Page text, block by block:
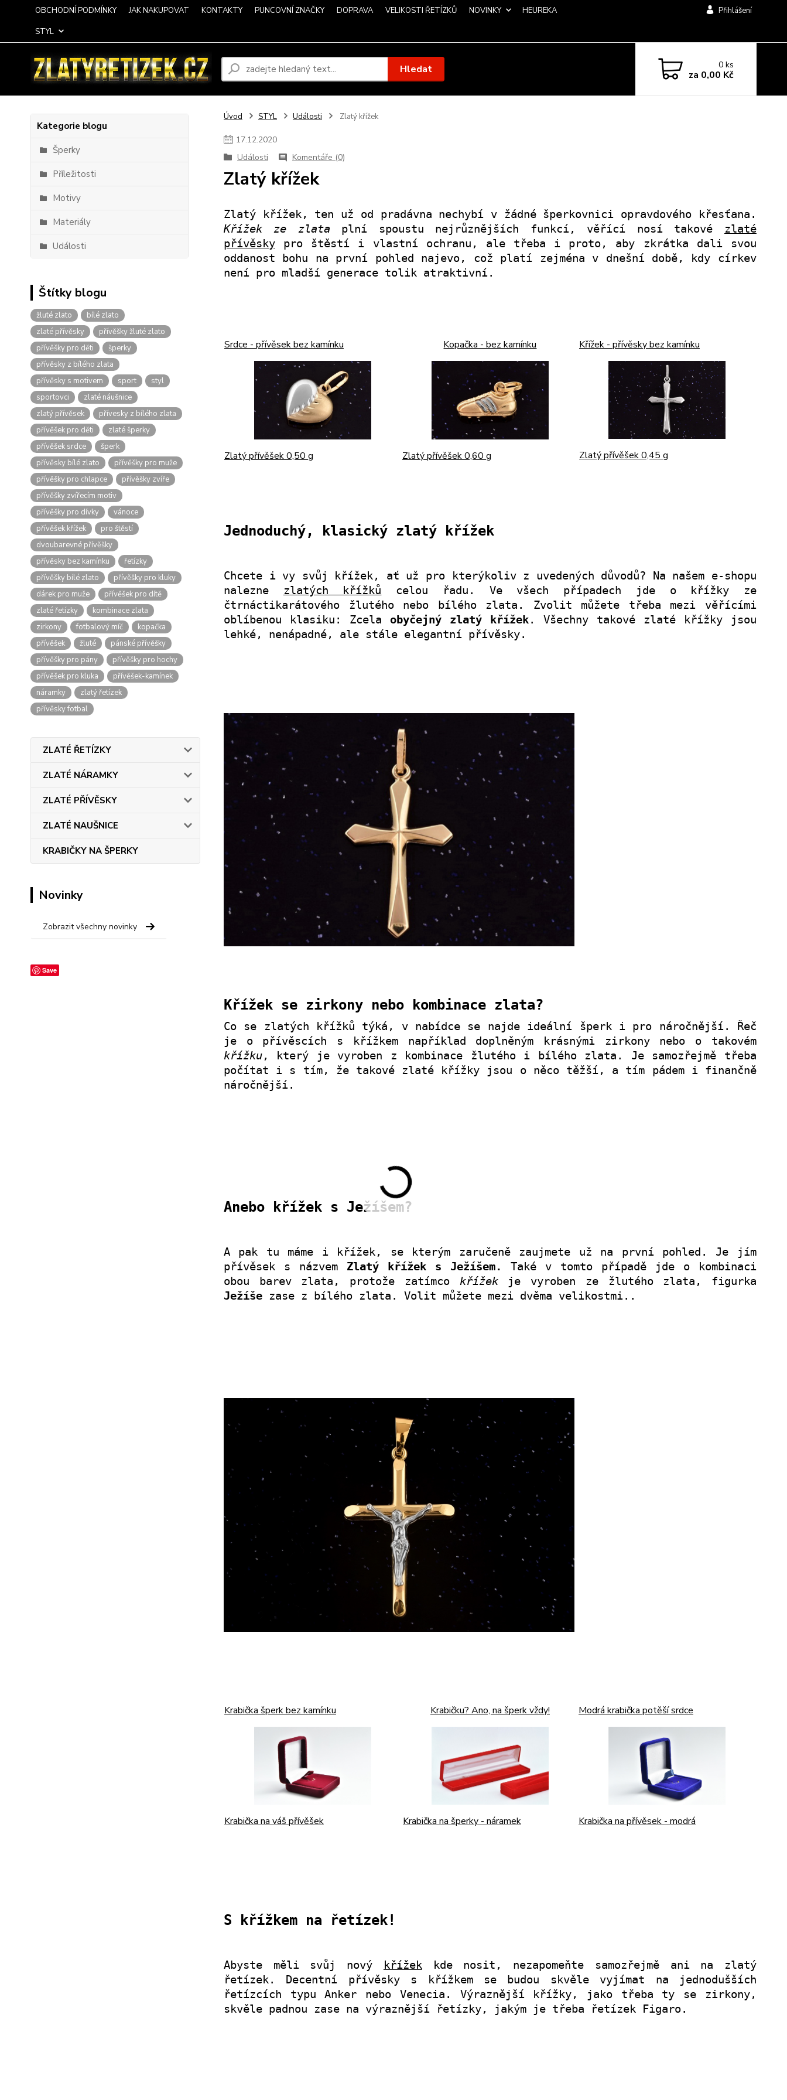
OBCHODNÍ PODMÍNKY JAK NAKUPOVAT KONTAKTY PUNCOVNÍ ZNAČKY DOPRAVA VELIKOSTI ŘETÍZKŮ NOVINKY
HEUREKA
STYL
Přihlášení
Hledat 0ks
za 0,00 Kč
Kategorie blogu
Šperky
Příležitosti
Motivy
Materiály
Události
Štítky blogu
žluté zlato
bílé zlato
zlaté přívěsky
přívěšky žluté zlato
přívěšky pro děti
šperky
přívěsky z bílého zlata
přívěsky s motivem
sport
styl
sportovci
zlaté náušnice
zlatý přívěsek
přívesky z bílého zlata
přívěšek pro děti
zlaté šperky
přívěšek srdce
šperk
přívěsky bílé zlato
přívěšky pro muže
přívěšky pro chlapce
přívěšky zvíře
přívěšky zvířecím motiv
přívěšky pro dívky
vánoce
přívěšek křížek
pro štěstí
dvoubarevné přívěšky
přívěsky bez kamínku
řetízky
přívěšky bílé zlato
přívěšky pro kluky
dárek pro muže
přívěšek pro dítě
zlaté řetízky
kombinace zlata
zirkony
fotbalový míč
kopačka
přívěšek
žluté
pánské přívěšky
přívěšky pro pány
přívěšky pro hochy
přívěšek pro kluka
přívěšek-kamínek
náramky
zlatý řetízek
přívěsky fotbal
ZLATÉ ŘETÍZKY
ZLATÉ NÁRAMKY
ZLATÉ PŘÍVĚSKY
ZLATÉ NAUŠNICE
KRABIČKY NA ŠPERKY
Novinky
Zobrazit všechny novinky
Save
Úvod STYL Události Zlatý křížek
17.12.2020
Události
Komentáře (0)
Zlatý křížek
Zlatý křížek, ten už od pradávna nechybí v žádné šperkovnici opravdového křesťana.
Křížek ze zlata plní spoustu nejrůznějších funkcí, věřící nosí takové zlaté
přívěskypro štěstí i vlastní ochranu, ale třeba i proto, aby zkrátka dali svou
oddanost bohu na první pohled najevo, což platí zejména v dnešní době, kdy církev
není pro mladší generace tolik atraktivní.
Srdce - přívěsek bez kamínku
Zlatý přívěšek 0,50 g
Kopačka - bez kamínku
Zlatý přívěšek 0,60 g
Křížek - přívěsky bez kamínku
Zlatý přívěšek 0,45 g
Jednoduchý, klasický zlatý křížek
Chcete i vy svůj křížek, ať už pro kterýkoliv z uvedených důvodů? Na našem e-shopu
nalezne
zlatých křížků celou řadu. Ve všech případech jde o křížky ze
čtrnáctikarátového žlutého nebo bílého zlata. Zvolit můžete třeba mezi věřícími
oblíbenou klasiku: Zcela obyčejný zlatý křížek. Všechny takové zlaté křížky jsou
lehké, nenápadné, ale stále elegantní přívěsky.
Křížek se zirkony nebo kombinace zlata?
Co se zlatých křížků týká, v nabídce se najde ideální šperk i pro náročnější. Řeč
je o přívěscích s křížkem například doplněným krásnými zirkony nebo o takovém
křížku, který je vyroben z kombinace žlutého i bílého zlata. Je samozřejmě třeba
počítat i s tím, že takové zlaté křížky jsou o něco těžší, a tím pádem i finančně
náročnější.
Anebo křížek s Ježíšem?
A pak tu máme i křížek, se kterým zaručeně zaujmete už na první pohled. Je jím
přívěsek s názvem Zlatý křížek s Ježíšem.
Také v tomto případě jde o kombinaci
obou barev zlata, protože zatímco křížek je vyroben ze žlutého zlata, figurka
Ježíše zase z bílého zlata. Volit můžete mezi dvěma velikostmi. .
Krabička šperk bez kamínku
Krabička na váš přívěšek
Krabičku? Ano, na šperk vždy!
Krabička na šperky - náramek
Modrá krabička potěší srdce
Krabička na přívěsek - modrá
S křížkem na řetízek!
Abyste měli svůj nový křížekkde nosit, nezapomeňte samozřejmě ani na zlatý
řetízek. Decentní přívěsky s křížkem se budou skvěle vyjímat na jednodušších
řetízcích typu Anker nebo Venecia. Výraznější křížky, jako třeba ty se zirkony,
skvěle padnou zase na výraznější řetízky, jakým je třeba řetízek Figaro.